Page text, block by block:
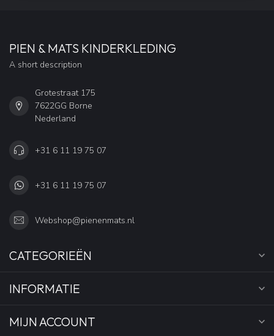
PIEN & MATS KINDERKLEDING
A short description
Grotestraat 175
7622GG Borne
Nederland
+31 6 11 19 75 07
+31 6 11 19 75 07
Webshop@pienenmats.nl
CATEGORIEËN
INFORMATIE
MIJN ACCOUNT